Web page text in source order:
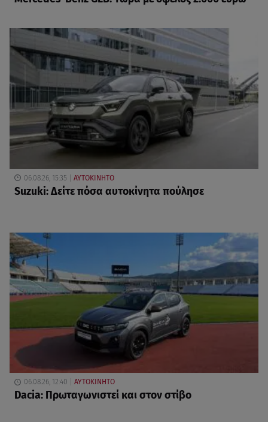
06.08.26, 15:35 ΑΥΤΟΚΙΝΗΤΟ
Suzuki: Δείτε πόσα αυτοκίνητα πούλησε
06.08.26, 12:40 ΑΥΤΟΚΙΝΗΤΟ
Dacia: Πρωταγωνιστεί και στον στίβο